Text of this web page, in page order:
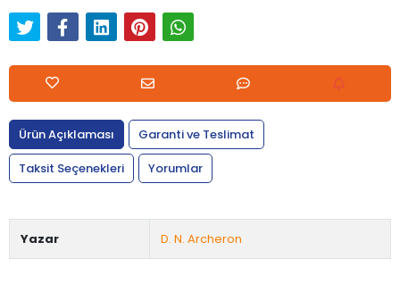
Ürün Açıklaması
Garanti ve Teslimat
Taksit Seçenekleri
Yorumlar
Yazar D. N. Archeron